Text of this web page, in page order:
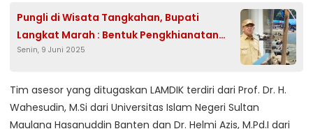
Pungli di Wisata Tangkahan, Bupati
Langkat Marah : Bentuk Pengkhianatan
Terhadap Amanah Rakyat
Senin, 9 Juni 2025
Tim asesor yang ditugaskan LAMDIK terdiri dari Prof. Dr. H.
Wahesudin, M.Si dari Universitas Islam Negeri Sultan
Maulana Hasanuddin Banten dan Dr. Helmi Azis, M.Pd.I dari